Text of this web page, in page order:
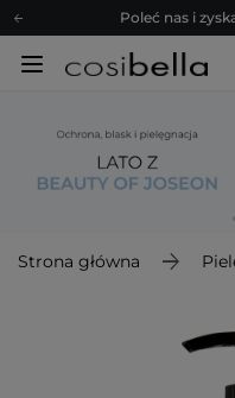
Poleć nas i
Zapisz się
Z nami to możliwe!
Poleć nas i
Zapisz się na
Strona główna